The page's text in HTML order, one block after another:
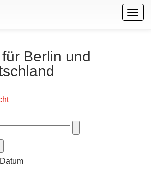
Berlin und